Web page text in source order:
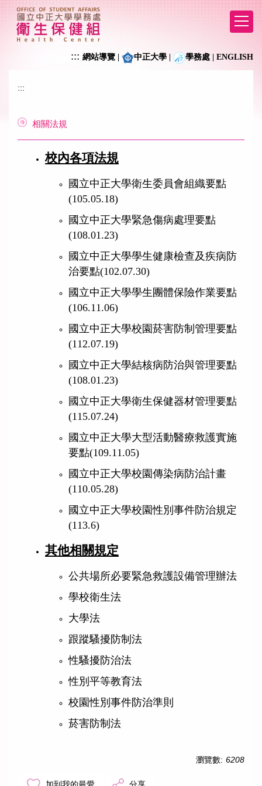
::: 網站導覽 | 中正大學 | 學務處 | ENGLISH
:::
相關法規
校內各項法規
國立中正大學衛生委員會組織要點
(105.05.18)
國立中正大學緊急傷病處理要點
(108.01.23)
國立中正大學學生健康檢查及疾病防
治要點(102.07.30)
國立中正大學學生團體保險作業要點
(106.11.06)
國立中正大學校園菸害防制管理要點
(112.07.19)
國立中正大學結核病防治與管理要點
(108.01.23)
國立中正大學衛生保健器材管理要點
(115.07.24)
國立中正大學大型活動醫療救護實施
要點(109.11.05)
國立中正大學校園傳染病防治計畫
(110.05.28)
國立中正大學校園性別事件防治規定
(113.6)
其他相關規定
公共場所必要緊急救護設備管理辦法
學校衛生法
大學法
跟蹤騷擾防制法
性騷擾防治法
性別平等教育法
校園性別事件防治準則
菸害防制法
瀏覽數: 6208
加到我的最愛 分享